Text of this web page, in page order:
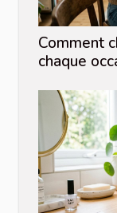
Comment
chaque